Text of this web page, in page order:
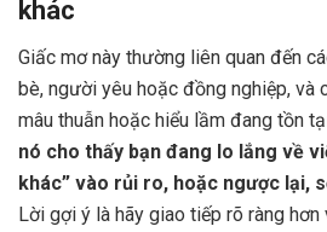
khác
Giấc mơ này thường liên quan đến
bè, người yêu hoặc đồng nghiệp, và
mâu thuẫn hoặc hiểu lầm đang tồn
nó cho thấy bạn đang lo lắng về
khác” vào rủi ro, hoặc ngược lại,
Lời gợi ý là hãy giao tiếp rõ ràng